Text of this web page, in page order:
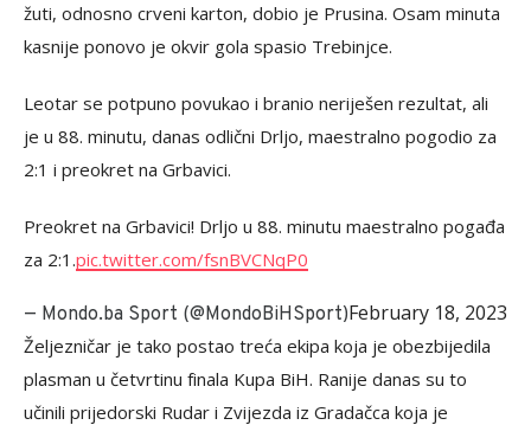
žuti, odnosno crveni karton, dobio je Prusina. Osam minuta
kasnije ponovo je okvir gola spasio Trebinjce.
Leotar se potpuno povukao i branio neriješen rezultat, ali
je u 88. minutu, danas odlični Drljo, maestralno pogodio za
2:1 i preokret na Grbavici.
Preokret na Grbavici! Drljo u 88. minutu maestralno pogađa
za 2:1.pic.twitter.com/fsnBVCNqP0
— Mondo.ba Sport (@MondoBiHSport)February 18, 2023
Željezničar je tako postao treća ekipa koja je obezbijedila
plasman u četvrtinu finala Kupa BiH. Ranije danas su to
učinili prijedorski Rudar i Zvijezda iz Gradačca koja je